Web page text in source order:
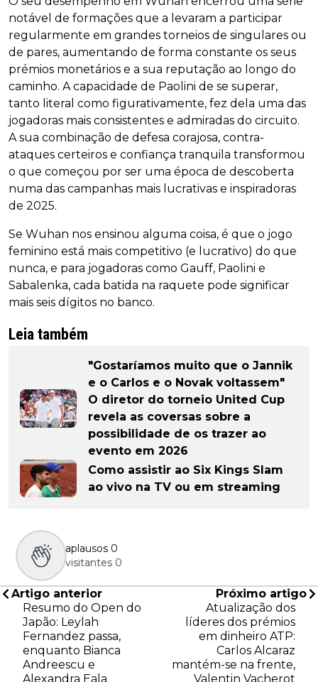
notável de formações que a levaram a participar
regularmente em grandes torneios de singulares ou
de pares, aumentando de forma constante os seus
prémios monetários e a sua reputação ao longo do
caminho. A capacidade de Paolini de se superar,
tanto literal como figurativamente, fez dela uma das
jogadoras mais consistentes e admiradas do circuito.
A sua combinação de defesa corajosa, contra-
ataques certeiros e confiança tranquila transformou
o que começou por ser uma época de descoberta
numa das campanhas mais lucrativas e inspiradoras
de 2025.
Se Wuhan nos ensinou alguma coisa, é que o jogo
feminino está mais competitivo (e lucrativo) do que
nunca, e para jogadoras como Gauff, Paolini e
Sabalenka, cada batida na raquete pode significar
mais seis dígitos no banco.
Leia também
"Gostaríamos muito que o Jannik
e o Carlos e o Novak voltassem"
O diretor do torneio United Cup
revela as coversas sobre a
possibilidade de os trazer ao
evento em 2026
Como assistir ao Six Kings Slam
ao vivo na TV ou em streaming
aplausos 0
visitantes 0
Artigo anterior
Resumo do Open do
Japão: Leylah
Fernandez passa,
enquanto Bianca
Andreescu e
Alexandra Eala
Próximo artigo
Atualização dos
líderes dos prémios
em dinheiro ATP:
Carlos Alcaraz
mantém-se na frente,
Valentin Vacherot